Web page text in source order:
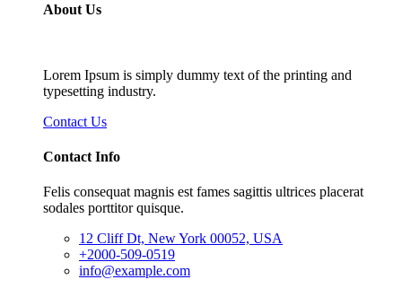
About Us
Lorem Ipsum is simply dummy text of the printing and
typesetting industry.
Contact Us
Contact Info
Felis consequat magnis est fames sagittis ultrices placerat
sodales porttitor quisque.
12 Cliff Dt, New York 00052, USA
+2000-509-0519
info@example.com